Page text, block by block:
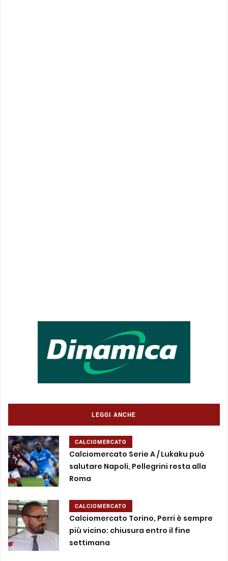
LEGGI ANCHE
CALCIOMERCATO
Calciomercato Serie A / Lukaku può
salutare Napoli, Pellegrini resta alla
Roma
CALCIOMERCATO
Calciomercato Torino, Perri è sempre
più vicino: chiusura entro il fine
settimana